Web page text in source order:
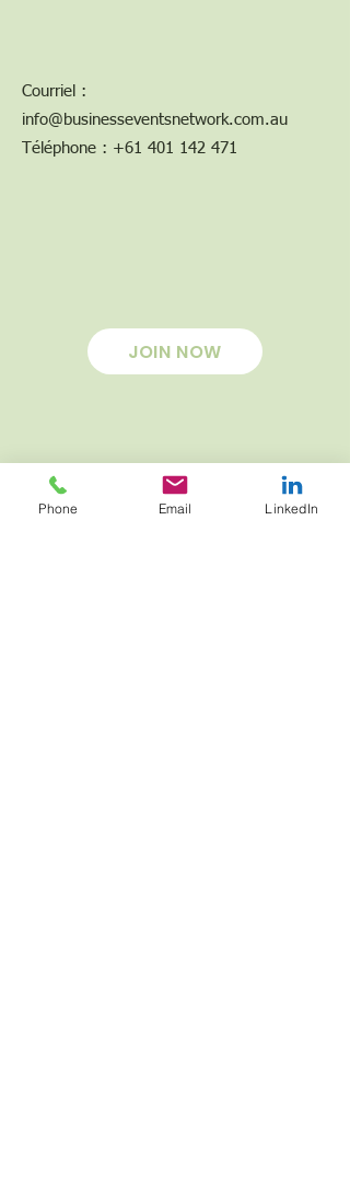
Courriel :
info@businesseventsnetwork.com.au
Téléphone : +61 401 142 471
JOIN NOW
Phone Email LinkedIn